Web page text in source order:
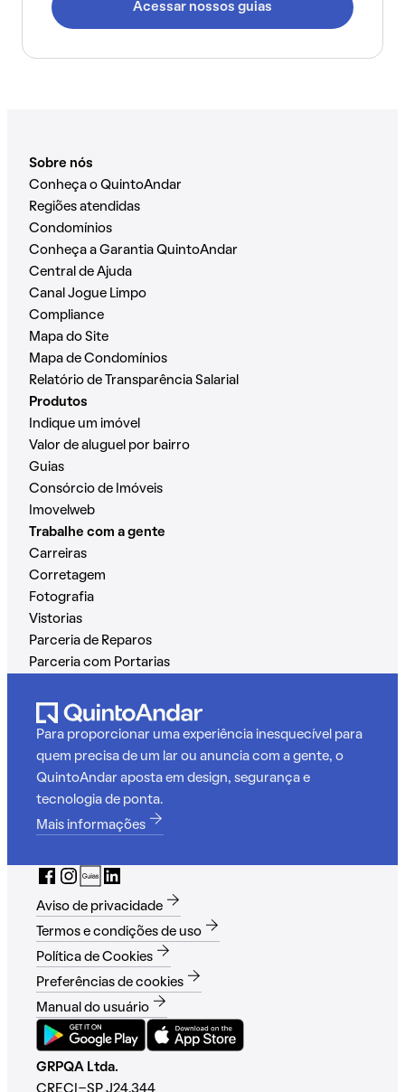
Acessar nossos guias
Sobre nós
Conheça o QuintoAndar
Regiões atendidas
Condomínios
Conheça a Garantia QuintoAndar
Central de Ajuda
Canal Jogue Limpo
Compliance
Mapa do Site
Mapa de Condomínios
Relatório de Transparência Salarial
Produtos
Indique um imóvel
Valor de aluguel por bairro
Guias
Consórcio de Imóveis
Imovelweb
Trabalhe com a gente
Carreiras
Corretagem
Fotografia
Vistorias
Parceria de Reparos
Parceria com Portarias
Para proporcionar uma experiência inesquecível para
quem precisa de um lar ou anuncia com a gente, o
QuintoAndar aposta em design, segurança e
tecnologia de ponta.
Mais informações
Aviso de privacidade
Termos e condições de uso
Política de Cookies
Preferências de cookies
Manual do usuário
GRPQA Ltda.